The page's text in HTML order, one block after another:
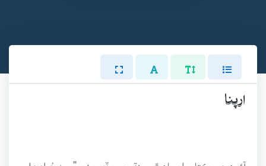
ارپنـا
آئون ھي ڪتاب ارپيان ٿو سنڌ جي وڏي وزير"سيد مُراد علي